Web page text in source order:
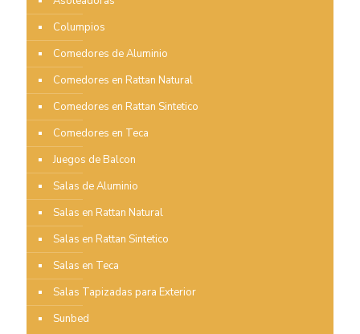
Columpios
Comedores de Aluminio
Comedores en Rattan Natural
Comedores en Rattan Sintetico
Comedores en Teca
Juegos de Balcon
Salas de Aluminio
Salas en Rattan Natural
Salas en Rattan Sintetico
Salas en Teca
Salas Tapizadas para Exterior
Sunbed